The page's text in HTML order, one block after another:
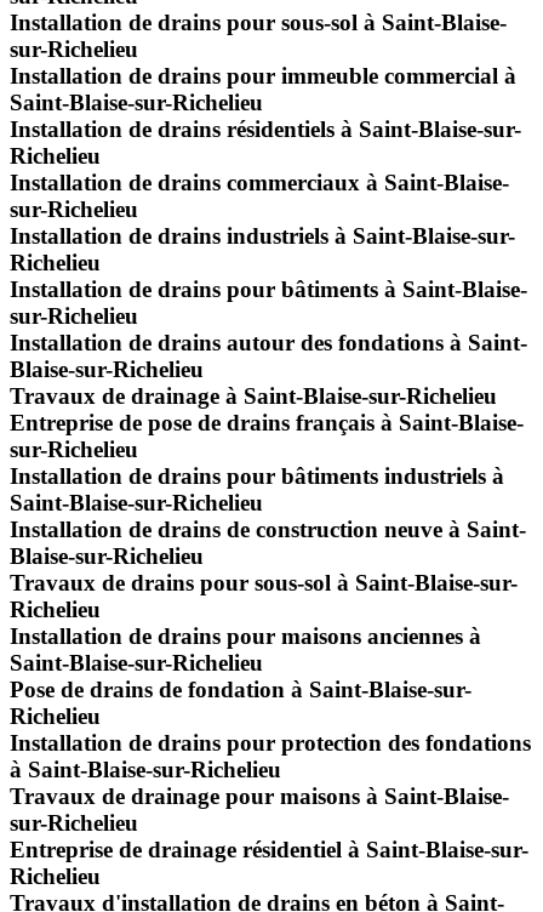
Installation de drains pour sous-sol à Saint-Blaise-
sur-Richelieu
Installation de drains pour immeuble commercial à
Saint-Blaise-sur-Richelieu
Installation de drains résidentiels à Saint-Blaise-sur-
Richelieu
Installation de drains commerciaux à Saint-Blaise-
sur-Richelieu
Installation de drains industriels à Saint-Blaise-sur-
Richelieu
Installation de drains pour bâtiments à Saint-Blaise-
sur-Richelieu
Installation de drains autour des fondations à Saint-
Blaise-sur-Richelieu
Travaux de drainage à Saint-Blaise-sur-Richelieu
Entreprise de pose de drains français à Saint-Blaise-
sur-Richelieu
Installation de drains pour bâtiments industriels à
Saint-Blaise-sur-Richelieu
Installation de drains de construction neuve à Saint-
Blaise-sur-Richelieu
Travaux de drains pour sous-sol à Saint-Blaise-sur-
Richelieu
Installation de drains pour maisons anciennes à
Saint-Blaise-sur-Richelieu
Pose de drains de fondation à Saint-Blaise-sur-
Richelieu
Installation de drains pour protection des fondations
à Saint-Blaise-sur-Richelieu
Travaux de drainage pour maisons à Saint-Blaise-
sur-Richelieu
Entreprise de drainage résidentiel à Saint-Blaise-sur-
Richelieu
Travaux d'installation de drains en béton à Saint-